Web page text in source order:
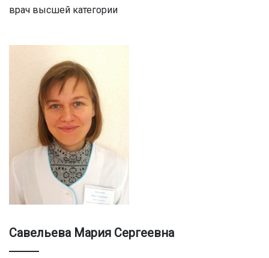
врач высшей категории
Савельева Мария Сергеевна